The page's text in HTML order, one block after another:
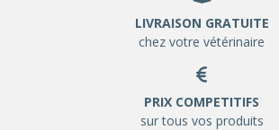
LIVRAISON GRATUITE
chez votre vétérinaire
PRIX COMPETITIFS
sur tous vos produits